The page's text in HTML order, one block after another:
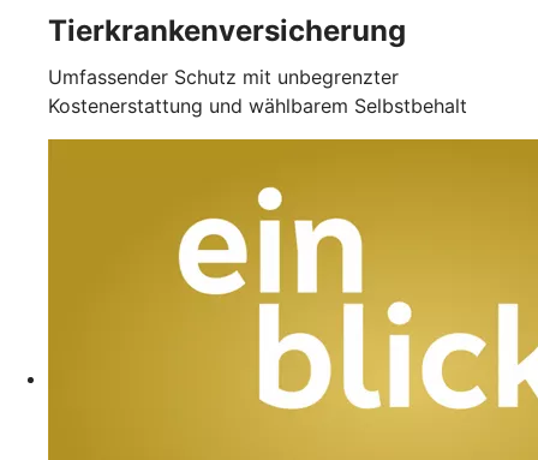
Tierkrankenversicherung
Umfassender Schutz mit unbegrenzter
Kostenerstattung und wählbarem Selbstbehalt